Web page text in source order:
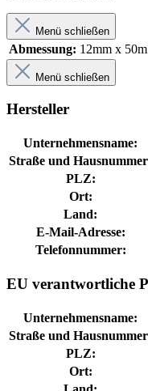
Menü schließen
Abmessung: 12mm x 50m
Menü schließen
Hersteller
Unternehmensname:
Straße und
PLZ:
Ort:
Land:
E-Mail-Adresse:
Telefonnummer:
EU verantwortliche
Unternehmensname:
Straße und
PLZ:
Ort: